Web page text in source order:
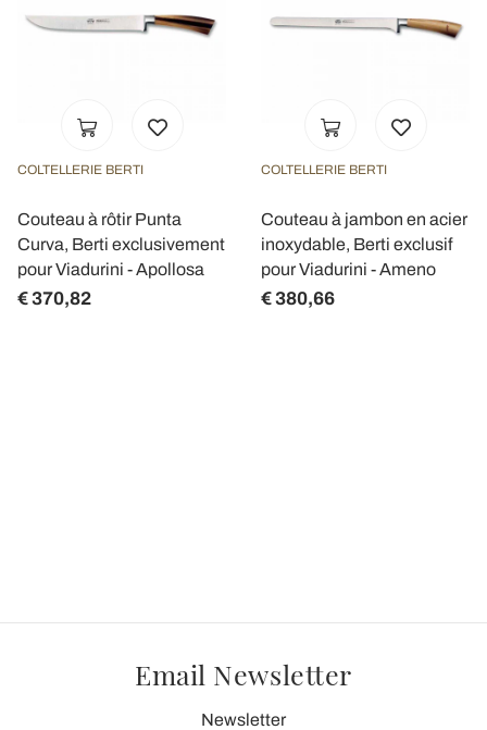
COLTELLERIE BERTI
Couteau à rôtir Punta
Curva, Berti exclusivement
pour Viadurini - Apollosa
€ 370,82
COLTELLERIE BERTI
Couteau à jambon en acier
inoxydable, Berti exclusif
pour Viadurini - Ameno
€ 380,66
Email Newsletter
Newsletter